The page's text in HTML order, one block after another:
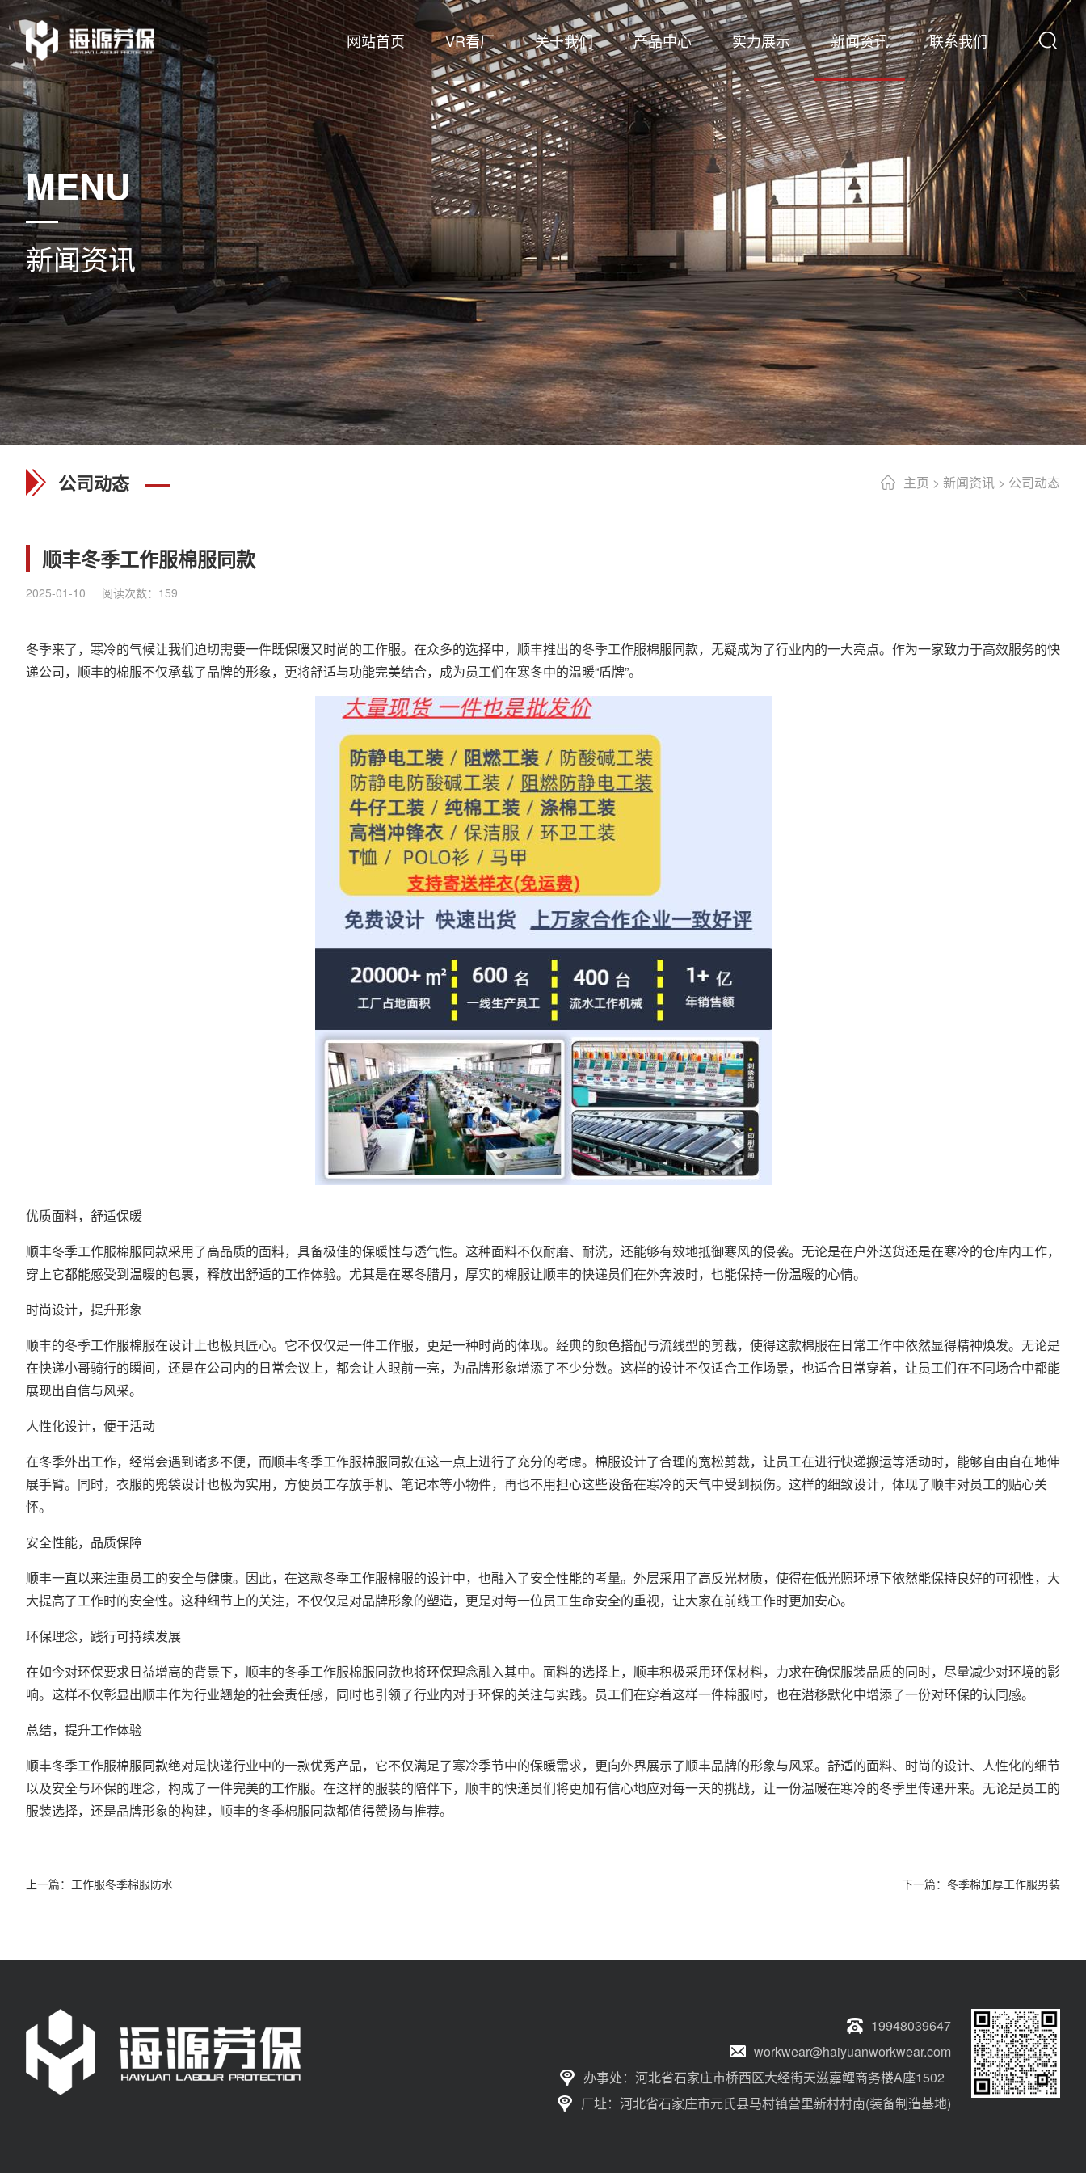
网站首页 VR看厂 关于我们 产品中心 实力展示 新闻资讯 联系我们
MENU
新闻资讯
主页 > 新闻资讯 > 公司动态
公司动态
顺丰冬季工作服棉服同款
2025-01-10 阅读次数： 159
冬季来了，寒冷的气候让我们迫切需要一件既保暖又时尚的工作服。在众多的选择中，顺丰推出的冬季工作服棉服同款，无疑成为了行业内的一大亮点。作为一家致力于高效服务的快
递公司，顺丰的棉服不仅承载了品牌的形象，更将舒适与功能完美结合，成为员工们在寒冬中的温暖“盾牌”。
优质面料，舒适保暖
顺丰冬季工作服棉服同款采用了高品质的面料，具备极佳的保暖性与透气性。这种面料不仅耐磨、耐洗，还能够有效地抵御寒风的侵袭。无论是在户外送货还是在寒冷的仓库内工作，
穿上它都能感受到温暖的包裹，释放出舒适的工作体验。尤其是在寒冬腊月，厚实的棉服让顺丰的快递员们在外奔波时，也能保持一份温暖的心情。
时尚设计，提升形象
顺丰的冬季工作服棉服在设计上也极具匠心。它不仅仅是一件工作服，更是一种时尚的体现。经典的颜色搭配与流线型的剪裁，使得这款棉服在日常工作中依然显得精神焕发。无论是
在快递小哥骑行的瞬间，还是在公司内的日常会议上，都会让人眼前一亮，为品牌形象增添了不少分数。这样的设计不仅适合工作场景，也适合日常穿着，让员工们在不同场合中都能
展现出自信与风采。
人性化设计，便于活动
在冬季外出工作，经常会遇到诸多不便，而顺丰冬季工作服棉服同款在这一点上进行了充分的考虑。棉服设计了合理的宽松剪裁，让员工在进行快递搬运等活动时，能够自由自在地伸
展手臂。同时，衣服的兜袋设计也极为实用，方便员工存放手机、笔记本等小物件，再也不用担心这些设备在寒冷的天气中受到损伤。这样的细致设计，体现了顺丰对员工的贴心关
怀。
安全性能，品质保障
顺丰一直以来注重员工的安全与健康。因此，在这款冬季工作服棉服的设计中，也融入了安全性能的考量。外层采用了高反光材质，使得在低光照环境下依然能保持良好的可视性，大
大提高了工作时的安全性。这种细节上的关注，不仅仅是对品牌形象的塑造，更是对每一位员工生命安全的重视，让大家在前线工作时更加安心。
环保理念，践行可持续发展
在如今对环保要求日益增高的背景下，顺丰的冬季工作服棉服同款也将环保理念融入其中。面料的选择上，顺丰积极采用环保材料，力求在确保服装品质的同时，尽量减少对环境的影
响。这样不仅彰显出顺丰作为行业翘楚的社会责任感，同时也引领了行业内对于环保的关注与实践。员工们在穿着这样一件棉服时，也在潜移默化中增添了一份对环保的认同感。
总结，提升工作体验
顺丰冬季工作服棉服同款绝对是快递行业中的一款优秀产品，它不仅满足了寒冷季节中的保暖需求，更向外界展示了顺丰品牌的形象与风采。舒适的面料、时尚的设计、人性化的细节
以及安全与环保的理念，构成了一件完美的工作服。在这样的服装的陪伴下，顺丰的快递员们将更加有信心地应对每一天的挑战，让一份温暖在寒冷的冬季里传递开来。无论是员工的
服装选择，还是品牌形象的构建，顺丰的冬季棉服同款都值得赞扬与推荐。
上一篇： 工作服冬季棉服防水 下一篇： 冬季棉加厚工作服男装
19948039647
workwear@haiyuanworkwear.com
办事处：河北省石家庄市桥西区大经街天滋嘉鲤商务楼A座1502
厂址：河北省石家庄市元氏县马村镇营里新村村南(装备制造基地)